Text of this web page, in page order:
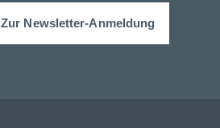
Zur Newsletter-Anmeldung